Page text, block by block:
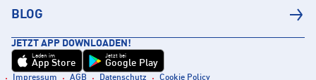
BLOG
JETZT APP DOWNLOADEN!
Laden im
App Store
Jetzt bei
Google Play
Impressum AGB Datenschutz Cookie Policy